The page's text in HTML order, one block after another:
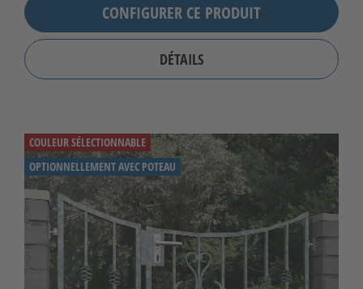
CONFIGURER CE PRODUIT
DÉTAILS
COULEUR SÉLECTIONNABLE
OPTIONNELLEMENT AVEC POTEAU